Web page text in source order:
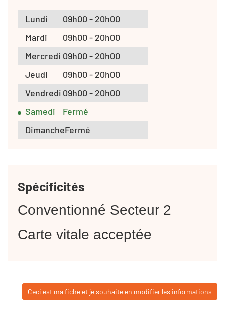
Lundi
09h00 - 20h00
Mardi
09h00 - 20h00
Mercredi 09h00 - 20h00
Jeudi
09h00 - 20h00
Vendredi 09h00 - 20h00
Samedi
Fermé
DimancheFermé
Spécificités
Conventionné Secteur 2
Carte vitale acceptée
Ceci est ma fiche et je souhaite en modifier les informations